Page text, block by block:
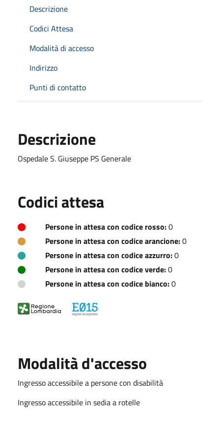
Descrizione
Codici Attesa
Modalità di accesso
Indirizzo
Punti di contatto
Descrizione
Ospedale S. Giuseppe PS Generale
Codici attesa
Persone in attesa con codice rosso:0
Persone in attesa con codice arancione:0
Persone in attesa con codice azzurro:0
Persone in attesa con codice verde:0
Persone in attesa con codice bianco:0
Modalità d'accesso
Ingresso accessibile a persone con disabilità
Ingresso accessibile in sedia a rotelle